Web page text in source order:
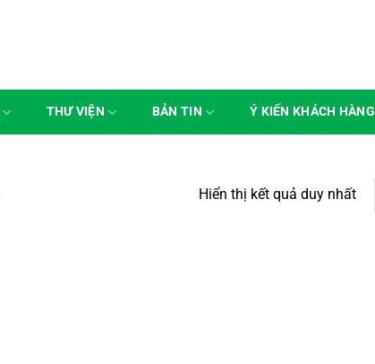
THƯ VIỆN BẢN TIN Ý KIẾN KHÁCH HÀNG
Hiển thị kết quả duy nhất